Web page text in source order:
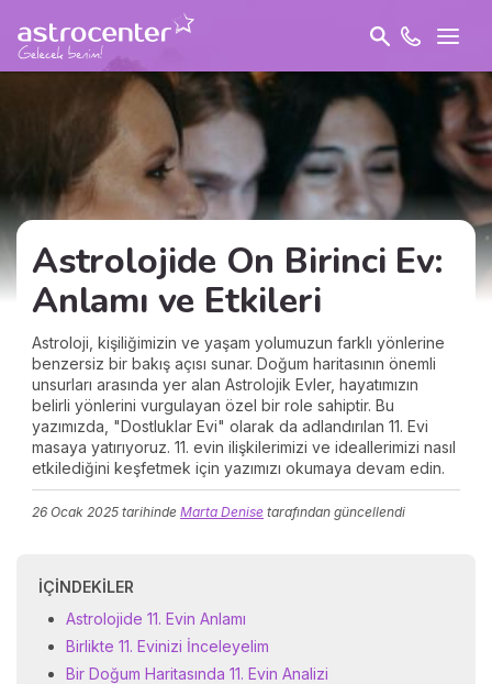
Astrolojide On Birinci Ev:
Anlamı ve Etkileri
Astroloji, kişiliğimizin ve yaşam yolumuzun farklı yönlerine
benzersiz bir bakış açısı sunar. Doğum haritasının önemli
unsurları arasında yer alan Astrolojik Evler, hayatımızın
belirli yönlerini vurgulayan özel bir role sahiptir. Bu
yazımızda, "Dostluklar Evi" olarak da adlandırılan 11. Evi
masaya yatırıyoruz. 11. evin ilişkilerimizi ve ideallerimizi nasıl
etkilediğini keşfetmek için yazımızı okumaya devam edin.
26 Ocak 2025 tarihinde Marta Denise tarafından güncellendi
İÇINDEKILER
Astrolojide 11. Evin Anlamı
Birlikte 11. Evinizi İnceleyelim
Bir Doğum Haritasında 11. Evin Analizi